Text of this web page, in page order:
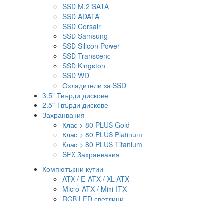
SSD М.2 SATA
SSD ADATA
SSD Corsair
SSD Samsung
SSD Silicon Power
SSD Transcend
SSD Kingston
SSD WD
Охладители за SSD
3.5" Твърди дискове
2.5" Твърди дискове
Захранвания
Клас > 80 PLUS Gold
Клас > 80 PLUS Platinum
Клас > 80 PLUS Titanium
SFX Захранвания
Компютърни кутии
ATX / E-ATX / XL-ATX
Micro-ATX / Mini-ITX
RGB LED светлини